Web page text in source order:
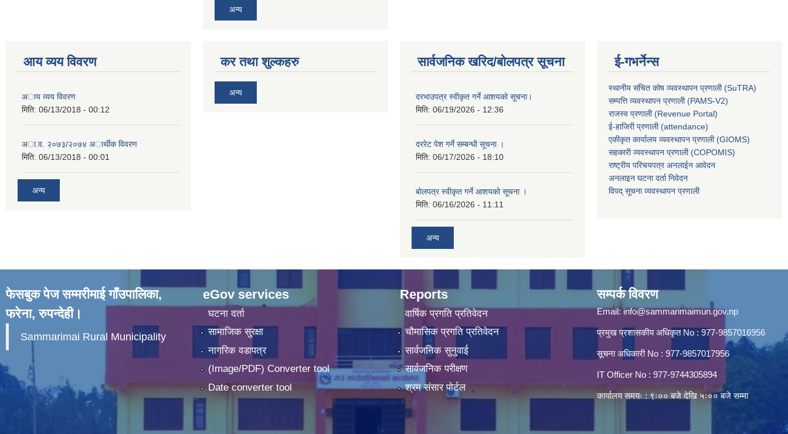
अन्य
आय व्यय विवरण
अाय व्यय विवरण
मिति: 06/13/2018 - 00:12
अा.व. २०७३/२०७४ अार्थीक विवरण
मिति: 06/13/2018 - 00:01
अन्य
कर तथा शुल्कहरु
अन्य
सार्वजनिक खरिद/बोलपत्र सूचना
दरभाउपत्र स्वीकृत गर्ने आशयको सूचना।
मिति: 06/19/2026 - 12:36
दररेट पेश गर्ने सम्बन्धी सूचना ।
मिति: 06/17/2026 - 18:10
बोलपत्र स्वीकृत गर्ने आशयको सूचना ।
मिति: 06/16/2026 - 11:11
अन्य
ई-गभर्नेन्स
स्थानीय संचित कोष व्यवस्थापन प्रणाली (SuTRA)
सम्पत्ति व्यवस्थापन प्रणाली (PAMS-V2)
राजस्व प्रणाली (Revenue Portal)
ई-हाजिरी प्रणाली (attendance)
एकीकृत कार्यालय व्यवस्थापन प्रणाली (GIOMS)
सहकारी व्यवस्थापन प्रणाली (COPOMIS)
राष्ट्रीय परिचयपत्र अनलाईन आवेदन
अनलाइन घटना दर्ता निवेदन
विपद् सूचना व्यवस्थापन प्रणाली
फेसबुक पेज सम्मरीमाई गाँउपालिका,
फरेना, रुपन्देही।
Sammarimai Rural Municipality
eGov services
घटना दर्ता
सामाजिक सुरक्षा
नागरिक वडापत्र
(Image/PDF) Converter tool
Date converter tool
Reports
वार्षिक प्रगति प्रतिवेदन
चौमासिक प्रगति प्रतिवेदन
सार्वजनिक सुनुवाई
सार्वजनिक परीक्षण
श्रम संसार पोर्टल
सम्पर्क विवरण
Email:info@sammarimaimun.gov.np
प्रमुख प्रशासकीय अधिकृत No : 977-9857016956
सूचना अधिकारी No : 977-9857017956
IT Officer No : 977-9744305894
कार्यालय समयः : ९ः०० बजे देखि ५ः०० बजे सम्मा